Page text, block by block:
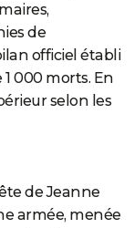
de
officiel établi
000 morts. En
selon les
de Jeanne
armée, menée